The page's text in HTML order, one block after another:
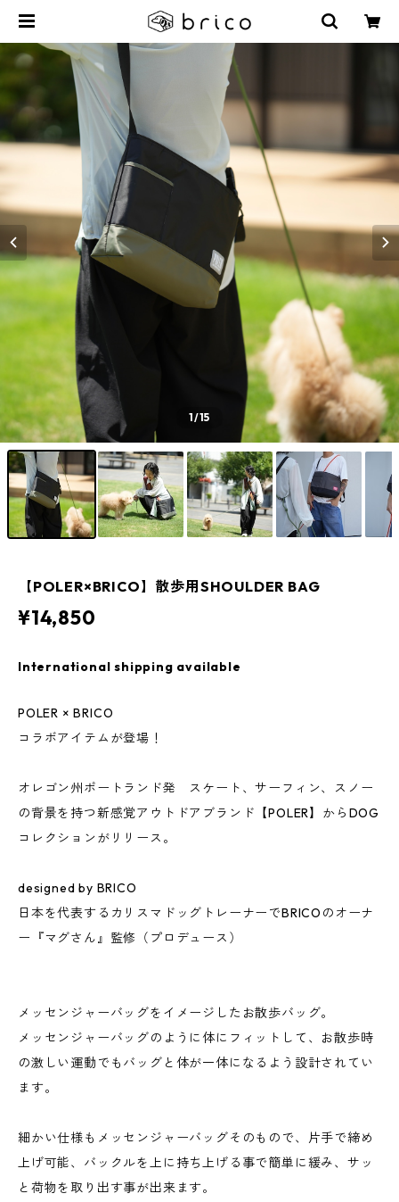
1/15
【POLER×BRICO】散歩用SHOULDER BAG
¥14,850
International shipping available
POLER × BRICO
コラボアイテムが登場！
オレゴン州ポートランド発 スケート、サーフィン、スノー
の背景を持つ新感覚アウトドアブランド【POLER】からDOG
コレクションがリリース。
designed by BRICO
日本を代表するカリスマドッグトレーナーでBRICOのオーナ
ー『マグさん』監修（プロデュース）
メッセンジャーバッグをイメージしたお散歩バッグ。
メッセンジャーバッグのように体にフィットして、お散歩時
の激しい運動でもバッグと体が一体になるよう設計されてい
ます。
細かい仕様もメッセンジャーバッグそのもので、片手で締め
上げ可能、バックルを上に持ち上げる事で簡単に緩み、サッ
と荷物を取り出す事が出来ます。